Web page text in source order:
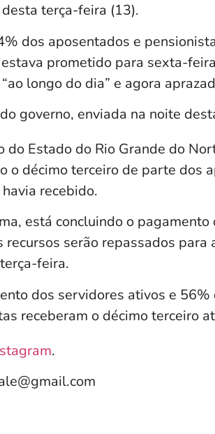
terça-feira (13).
dos aposentados e
prometido para sexta-
longo do dia” e agora
governo, enviada na noite
do Estado do Rio Grande do
o décimo terceiro de parte dos
recebido.
está concluindo o
recursos serão repassados
feira.
dos servidores ativos e
receberam o décimo terceiro
.